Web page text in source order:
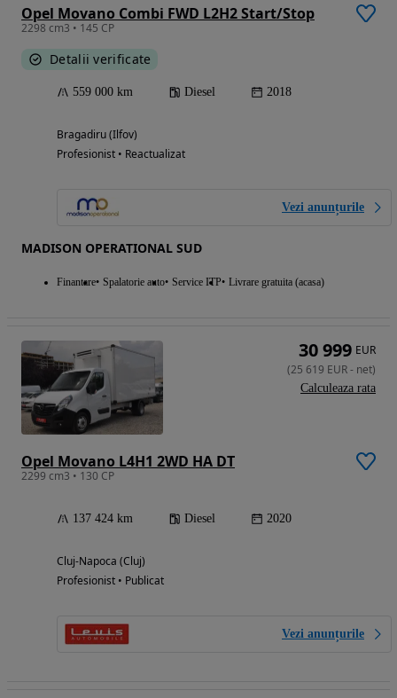
Opel Movano Combi FWD L2H2 Start/Stop
2298 cm3 • 145 CP
Detalii verificate
559 000 km Diesel 2018
Bragadiru (Ilfov)
Profesionist • Reactualizat
Vezi anunțurile
MADISON OPERATIONAL SUD
Finantare Spalatorie auto Service ITP Livrare gratuita (acasa)
Opel Movano L4H1 2WD HA DT
2299 cm3 • 130 CP
137 424 km Diesel 2020
Cluj-Napoca (Cluj)
Profesionist • Publicat
Vezi anunțurile
30 999 EUR
(25 619 EUR- net)
Calculeaza rata